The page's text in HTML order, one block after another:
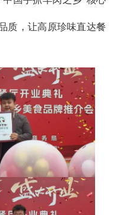
质，让高原珍味直达餐